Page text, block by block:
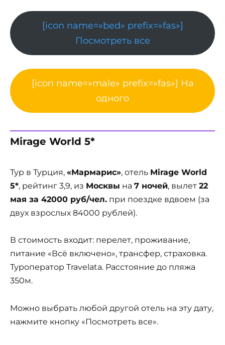
[icon name=»bed» prefix=»fas»]
Посмотреть все
[icon name=»male» prefix=»fas»] На
одного
Mirage World 5*
Тур в Турция, «Мармарис», отель Mirage World
5*, рейтинг 3,9, из Москвы на 7 ночей, вылет 22
мая за 42000 руб/чел. при поездке вдвоем (за
двух взрослых 84000 рублей).
В стоимость входит: перелет, проживание,
питание «Всё включено», трансфер, страховка.
Туроператор Travelata. Расстояние до пляжа
350м.
Можно выбрать любой другой отель на эту дату,
нажмите кнопку «Посмотреть все».